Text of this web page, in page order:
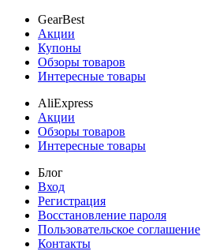
GearBest
Акции
Купоны
Обзоры товаров
Интересные товары
AliExpress
Акции
Обзоры товаров
Интересные товары
Блог
Вход
Регистрация
Восстановление пароля
Пользовательское соглашение
Контакты